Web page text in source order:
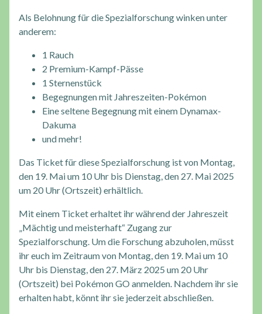
Als Belohnung für die Spezialforschung winken unter
anderem:
1 Rauch
2 Premium-Kampf-Pässe
1 Sternenstück
Begegnungen mit Jahreszeiten-Pokémon
Eine seltene Begegnung mit einem Dynamax-
Dakuma
und mehr!
Das Ticket für diese Spezialforschung ist von Montag,
den 19. Mai um 10 Uhr bis Dienstag, den 27. Mai 2025
um 20 Uhr (Ortszeit) erhältlich.
Mit einem Ticket erhaltet ihr während der Jahreszeit
„Mächtig und meisterhaft“ Zugang zur
Spezialforschung. Um die Forschung abzuholen, müsst
ihr euch im Zeitraum von Montag, den 19. Mai um 10
Uhr bis Dienstag, den 27. März 2025 um 20 Uhr
(Ortszeit) bei Pokémon GO anmelden. Nachdem ihr sie
erhalten habt, könnt ihr sie jederzeit abschließen.